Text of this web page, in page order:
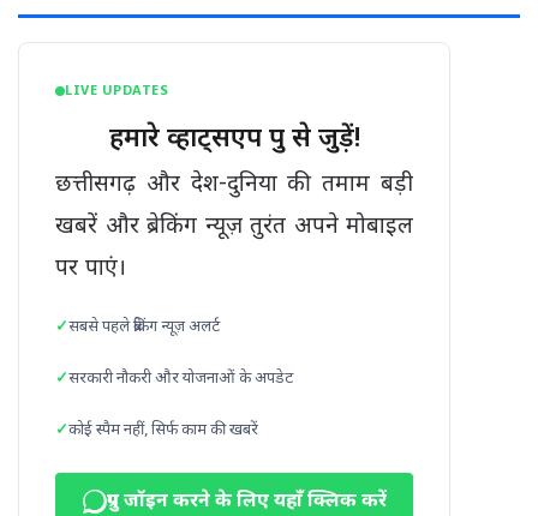
LIVE UPDATES
हमारे व्हाट्सएप ग्रुप से जुड़ें!
छत्तीसगढ़ और देश-दुनिया की तमाम बड़ी
खबरें और ब्रेकिंग न्यूज़ तुरंत अपने मोबाइल
पर पाएं।
सबसे पहले ब्रेकिंग न्यूज़ अलर्ट
सरकारी नौकरी और योजनाओं के अपडेट
कोई स्पैम नहीं, सिर्फ काम की खबरें
ग्रुप जॉइन करने के लिए यहाँ क्लिक करें